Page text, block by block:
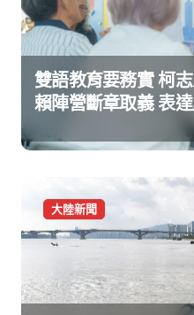
雙語教育要務實 柯
賴陣營斷章取義 表
大陸新聞